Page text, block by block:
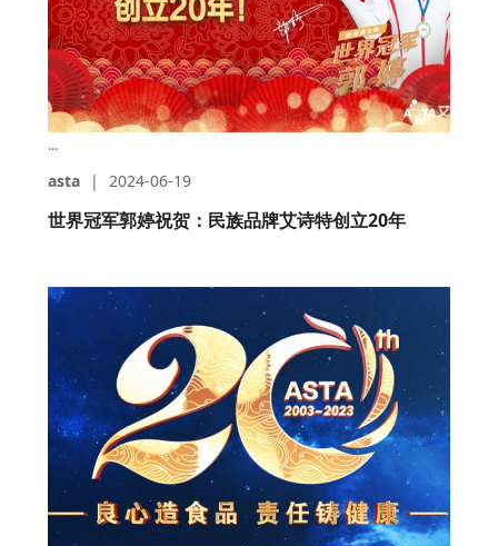
...
asta | 2024-06-19
世界冠军郭婷祝贺：民族品牌艾诗特创立20年